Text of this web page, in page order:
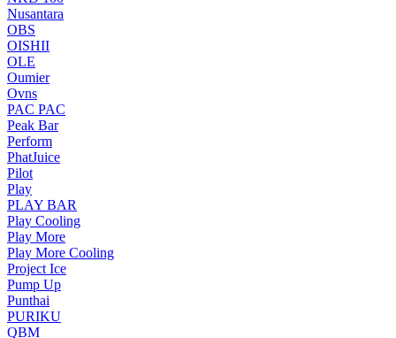
Nusantara
OBS
OISHII
OLE
Oumier
Ovns
PAC PAC
Peak Bar
Perform
PhatJuice
Pilot
Play
PLAY BAR
Play Cooling
Play More
Play More Cooling
Project Ice
Pump Up
Punthai
PURIKU
QBM